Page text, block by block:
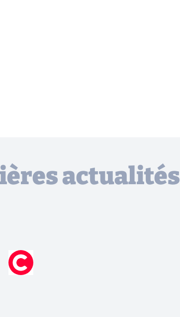
actualités